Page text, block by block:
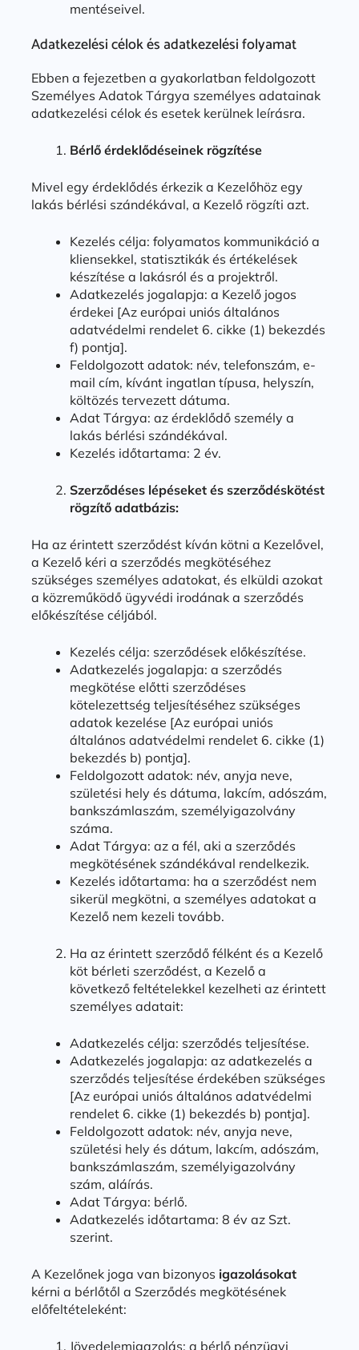
mentéseivel.
Adatkezelési célok és adatkezelési folyamat
Ebben a fejezetben a gyakorlatban feldolgozott
Személyes Adatok Tárgya személyes adatainak
adatkezelési célok és esetek kerülnek leírásra.
Bérlő érdeklődéseinek rögzítése
Mivel egy érdeklődés érkezik a Kezelőhöz egy
lakás bérlési szándékával, a Kezelő rögzíti azt.
Kezelés célja: folyamatos kommunikáció a
kliensekkel, statisztikák és értékelések
készítése a lakásról és a projektről.
Adatkezelés jogalapja: a Kezelő jogos
érdekei [Az európai uniós általános
adatvédelmi rendelet 6. cikke (1) bekezdés
f) pontja].
Feldolgozott adatok: név, telefonszám, e-
mail cím, kívánt ingatlan típusa, helyszín,
költözés tervezett dátuma.
Adat Tárgya: az érdeklődő személy a
lakás bérlési szándékával.
Kezelés időtartama: 2 év.
Szerződéses lépéseket és szerződéskötést
rögzítő adatbázis:
Ha az érintett szerződést kíván kötni a Kezelővel,
a Kezelő kéri a szerződés megkötéséhez
szükséges személyes adatokat, és elküldi azokat
a közreműködő ügyvédi irodának a szerződés
előkészítése céljából.
Kezelés célja: szerződések előkészítése.
Adatkezelés jogalapja: a szerződés
megkötése előtti szerződéses
kötelezettség teljesítéséhez szükséges
adatok kezelése [Az európai uniós
általános adatvédelmi rendelet 6. cikke (1)
bekezdés b) pontja].
Feldolgozott adatok: név, anyja neve,
születési hely és dátuma, lakcím, adószám,
bankszámlaszám, személyigazolvány
száma.
Adat Tárgya: az a fél, aki a szerződés
megkötésének szándékával rendelkezik.
Kezelés időtartama: ha a szerződést nem
sikerül megkötni, a személyes adatokat a
Kezelő nem kezeli tovább.
Ha az érintett szerződő félként és a Kezelő
köt bérleti szerződést, a Kezelő a
következő feltételekkel kezelheti az érintett
személyes adatait:
Adatkezelés célja: szerződés teljesítése.
Adatkezelés jogalapja: az adatkezelés a
szerződés teljesítése érdekében szükséges
[Az európai uniós általános adatvédelmi
rendelet 6. cikke (1) bekezdés b) pontja].
Feldolgozott adatok: név, anyja neve,
születési hely és dátum, lakcím, adószám,
bankszámlaszám, személyigazolvány
szám, aláírás.
Adat Tárgya: bérlő.
Adatkezelés időtartama: 8 év az Szt.
szerint.
A Kezelőnek joga van bizonyos igazolásokat
kérni a bérlőtől a Szerződés megkötésének
előfeltételeként:
Jövedelemigazolás: a bérlő pénzügyi